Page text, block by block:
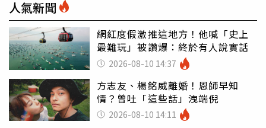
人氣新聞
網紅度假激推這地方！他喊「史上
最難玩」被讚爆：終於有人說實話
2026-08-10 14:37
方志友、楊銘威離婚！恩師早知
情？曾吐「這些話」洩端倪
2026-08-10 14:11